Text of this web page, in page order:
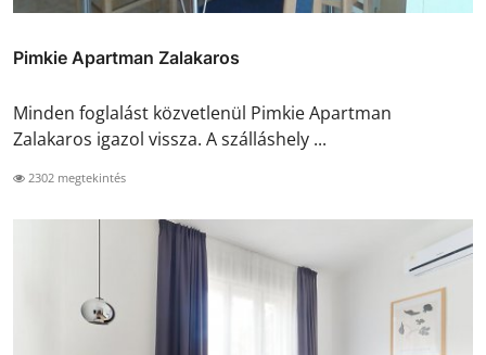
Pimkie Apartman Zalakaros
Minden foglalást közvetlenül Pimkie Apartman
Zalakaros igazol vissza. A szálláshely ...
2302 megtekintés